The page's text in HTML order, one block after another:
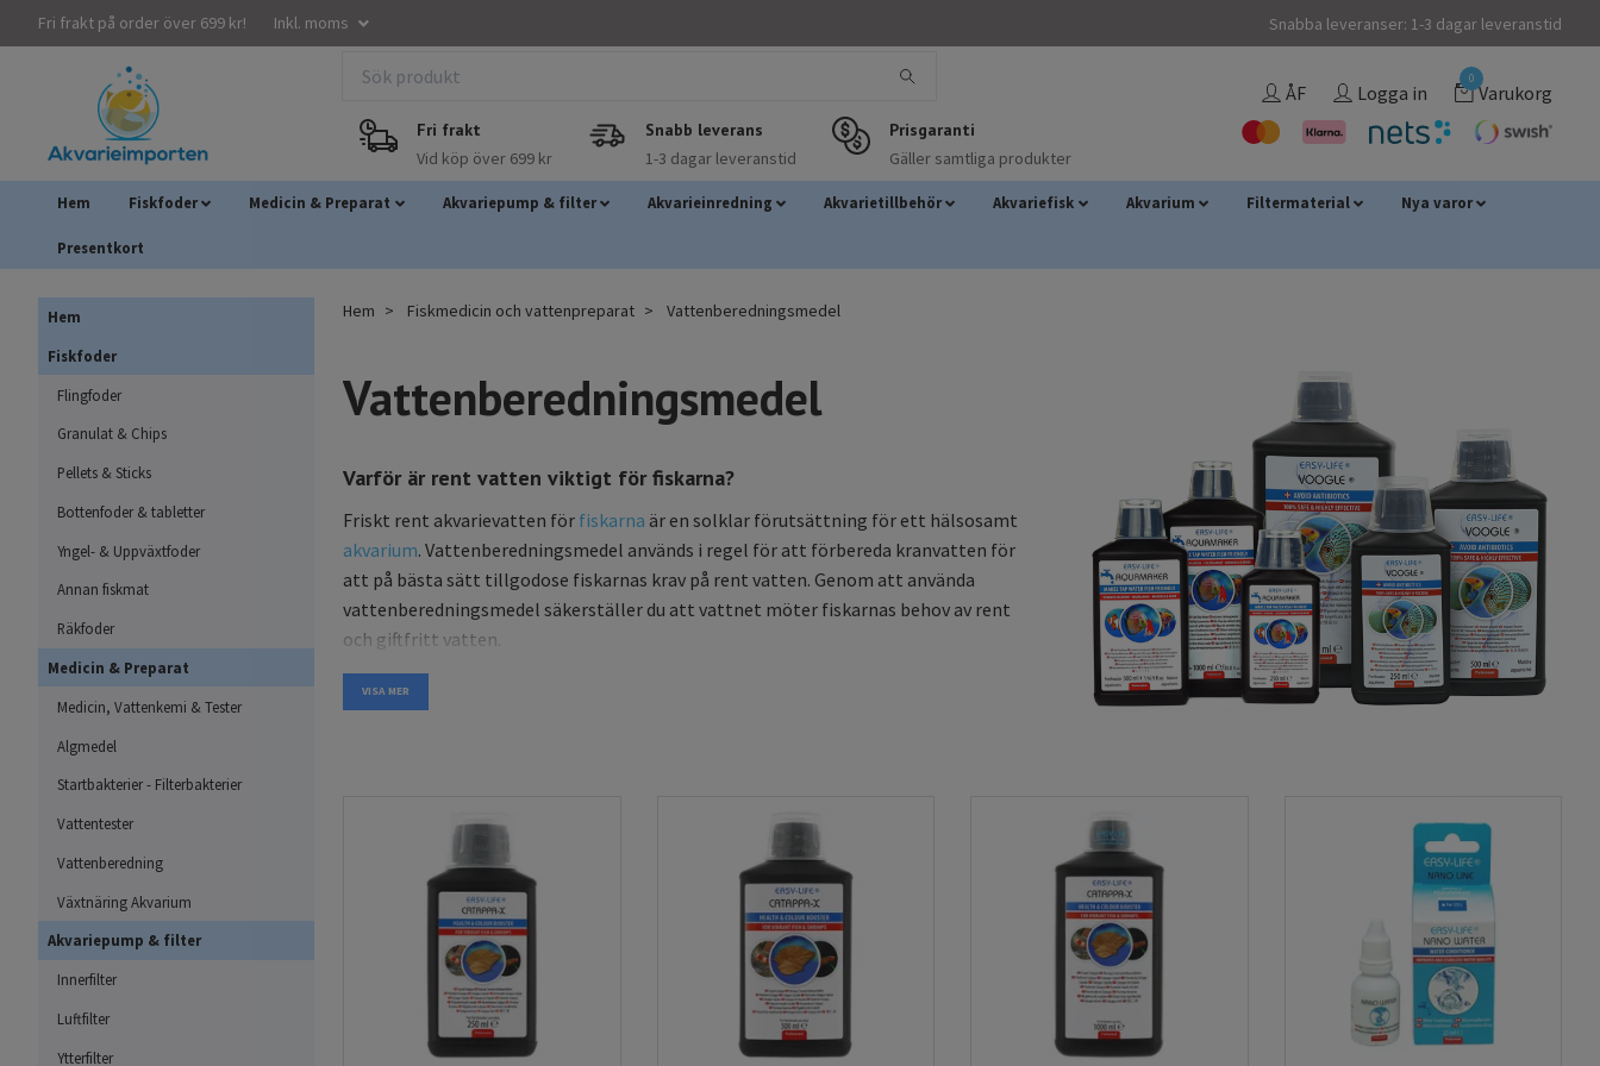
Fri frakt på order över 699 kr! Inkl. moms Snabba leveranser: 1-3 dagar leveranstid
Fri frakt
Vid köp över 699 kr
Snabb leverans
1-3 dagar leveranstid
Prisgaranti
Gäller samtliga produkter
ÅF Logga in
0
Varukorg
Hem Fiskfoder Medicin & Preparat Akvariepump & filter Akvarieinredning Akvarietillbehör Akvariefisk Akvarium Filtermaterial Nya varor
Presentkort
Hem
Fiskfoder
Flingfoder
Granulat & Chips
Pellets & Sticks
Bottenfoder & tabletter
Yngel- & Uppväxtfoder
Annan fiskmat
Räkfoder
Medicin & Preparat
Medicin, Vattenkemi & Tester
Algmedel
Startbakterier - Filterbakterier
Vattentester
Vattenberedning
Växtnäring Akvarium
Akvariepump & filter
Innerfilter
Luftfilter
Ytterfilter
Hem Fiskmedicin och vattenpreparat Vattenberedningsmedel
Vattenberedningsmedel
Varför är rent vatten viktigt för fiskarna?
Friskt rent akvarievatten för fiskarna är en solklar förutsättning för ett hälsosamt
akvarium. Vattenberedningsmedel används i regel för att förbereda kranvatten för
att på bästa sätt tillgodose fiskarnas krav på rent vatten. Genom att använda
vattenberedningsmedel säkerställer du att vattnet möter fiskarnas behov av rent
och giftfritt vatten.
Är kranvatten tillräckligt rent för akvarium?
varelser. Vissa vattenlevande djur är känsligare än andra och ingen fisk vill leva i
”giftigt” vatten. Vattenberedningsmedel till akvarium hjälper till att ta bort
oönskade ämnen, vilket är särskilt viktigt om du har vatten från egen brunn, där
vattenvärdena kan skilja sig från kommunalt vatten.
Skillnaden mellan kommunalt vatten och vatten från egen brunn
Enligt en undersökning som utförts av Socialstyrelsen upptäcktes höga halter av
mikroorganismer, till exempel bakterier, vilket var den vanligaste orsaken till dåligt
VISA MER